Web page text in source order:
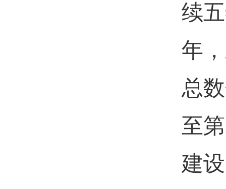
续
年
总
至
建